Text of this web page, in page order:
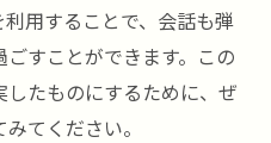
用することで、会話も弾
すことができます。この
たものにするために、ぜ
てください。